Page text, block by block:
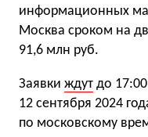
информационных
Москва сроком на
91,6 млн руб.
Заявки ждут до
12 сентября 2024
по московскому